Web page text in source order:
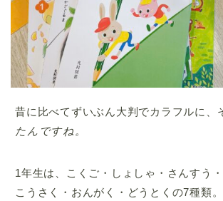
昔に比べてずいぶん大判でカラフルに、
たんですね。
1年生は、こくご・しょしゃ・さんすう
こうさく・おんがく・どうとくの7種類